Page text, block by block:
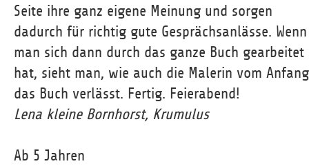
Seite ihre ganz eigene Meinung und sorgen
dadurch für richtig gute Gesprächsanlässe. Wenn
man sich dann durch das ganze Buch gearbeitet
hat, sieht man, wie auch die Malerin vom Anfang
das Buch verlässt. Fertig. Feierabend!
Lena kleine Bornhorst, Krumulus
Ab 5 Jahren